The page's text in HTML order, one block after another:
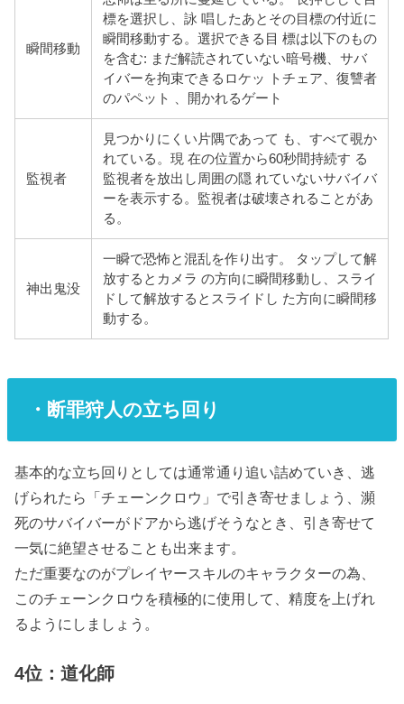
瞬間移動
標を選択し、詠 唱したあとその目標の付近に
瞬間移動する。選択できる目 標は以下のもの
を含む: まだ解読されていない暗号機、サバ
イバーを拘束できるロケッ トチェア、復讐者
のパペット 、開かれるゲート
監視者
見つかりにくい片隅であって も、すべて覗か
れている。現 在の位置から60秒間持続す る
監視者を放出し周囲の隠 れていないサバイバ
ーを表示する。監視者は破壊されることがあ
る。
神出鬼没
一瞬で恐怖と混乱を作り出す。 タップして解
放するとカメラ の方向に瞬間移動し、スライ
ドして解放するとスライドし た方向に瞬間移
動する。
・断罪狩人の立ち回り
基本的な立ち回りとしては通常通り追い詰めていき、逃
げられたら「チェーンクロウ」で引き寄せましょう、瀕
死のサバイバーがドアから逃げそうなとき、引き寄せて
一気に絶望させることも出来ます。
ただ重要なのがプレイヤースキルのキャラクターの為、
このチェーンクロウを積極的に使用して、精度を上げれ
るようにしましょう。
4位：道化師